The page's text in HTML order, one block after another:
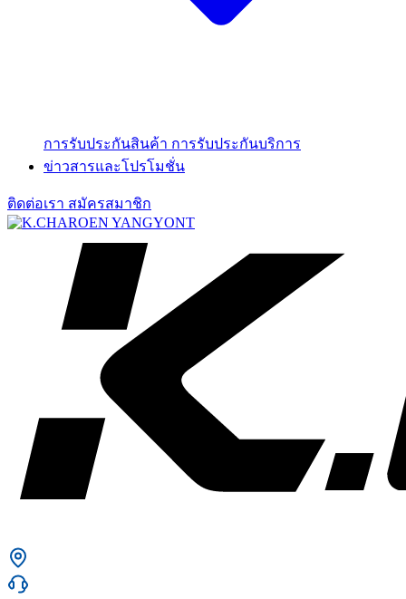
การรับประกันสินค้า การรับประกันบริการ
ข่าวสารและโปรโมชั่น
ติดต่อเรา สมัครสมาชิก